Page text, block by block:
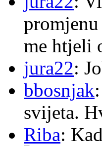
me htjeli
jura22:
bbosnjak
svijeta.
Riba: